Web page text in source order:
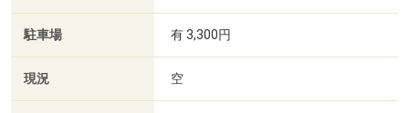
駐車場 有 3,300円
現況 空